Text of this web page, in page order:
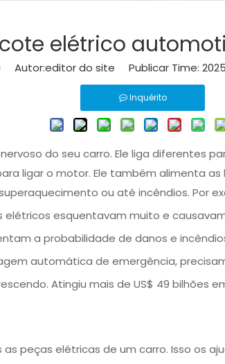
elétrico
Autor:editor do site Publicar Time:
Inquérito
do seu carro. Ele liga diferentes
ligar o motor. Ele também alimenta
ou até incêndios. Por
esquentavam muito e
a probabilidade de danos e
automática de emergência,
Atingiu mais de US$ 49 bilhões
peças elétricas de um carro. Isso os